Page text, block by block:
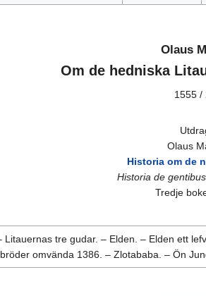
Olaus
Om de hedniska
1555 /
Olaus
Historia om de
Historia de
Tredje
Litauernas tre gudar. – Elden. – Elden ett
omvända 1386. – Zlotababa. – Ön